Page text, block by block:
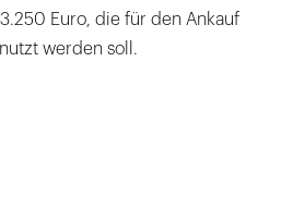
Euro, die für den Ankauf
werden soll.